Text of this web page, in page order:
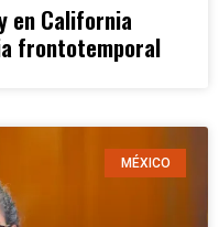
en California
frontotemporal
MÉXICO